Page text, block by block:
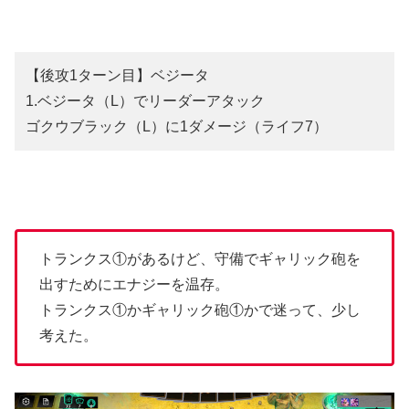
【後攻1ターン目】ベジータ
1.ベジータ（L）でリーダーアタック
ゴクウブラック（L）に1ダメージ（ライフ7）
トランクス①があるけど、守備でギャリック砲を
出すためにエナジーを温存。
トランクス①かギャリック砲①かで迷って、少し
考えた。